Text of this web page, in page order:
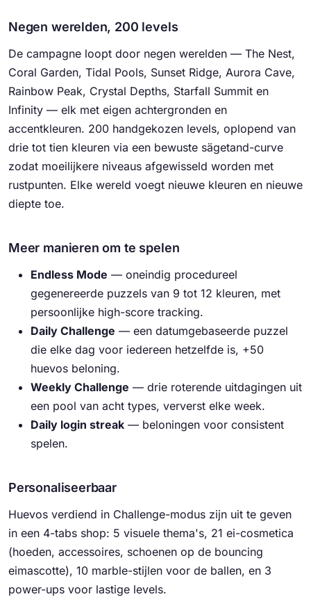
Negen werelden, 200 levels
De campagne loopt door negen werelden — The Nest,
Coral Garden, Tidal Pools, Sunset Ridge, Aurora Cave,
Rainbow Peak, Crystal Depths, Starfall Summit en
Infinity — elk met eigen achtergronden en
accentkleuren. 200 handgekozen levels, oplopend van
drie tot tien kleuren via een bewuste sägetand-curve
zodat moeilijkere niveaus afgewisseld worden met
rustpunten. Elke wereld voegt nieuwe kleuren en nieuwe
diepte toe.
Meer manieren om te spelen
Endless Mode — oneindig procedureel
gegenereerde puzzels van 9 tot 12 kleuren, met
persoonlijke high-score tracking.
Daily Challenge — een datumgebaseerde puzzel
die elke dag voor iedereen hetzelfde is, +50
huevos beloning.
Weekly Challenge — drie roterende uitdagingen uit
een pool van acht types, ververst elke week.
Daily login streak — beloningen voor consistent
spelen.
Personaliseerbaar
Huevos verdiend in Challenge-modus zijn uit te geven
in een 4-tabs shop: 5 visuele thema's, 21 ei-cosmetica
(hoeden, accessoires, schoenen op de bouncing
eimascotte), 10 marble-stijlen voor de ballen, en 3
power-ups voor lastige levels.